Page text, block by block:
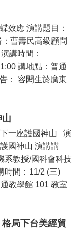
效應 演講題目：
曹壽民高級顧問
講時間：
講地點：普通
： 容閎生於廣東
下一座護國神山 演
國神山 演講講
系教授/國科會科技
時間：11/2 (三)
教學館 101 教室
局下台美經貿